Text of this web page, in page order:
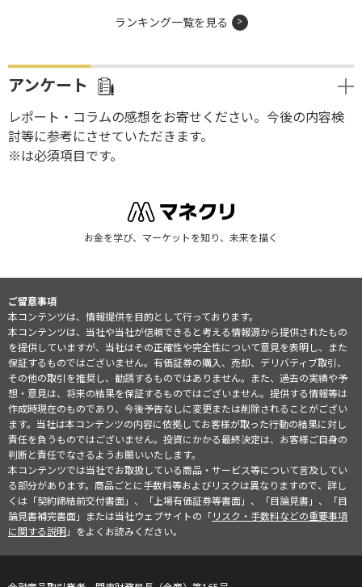
ランキング一覧を見る
アンケート
レポート・コラムの感想をお寄せください。今後の内容検
討等に参考にさせていただきます。
※は必須項目です。
お金を学び、マーケットを知り、未来を描く
ご留意事項
本コンテンツは、情報提供を目的として行っております。
本コンテンツは、当社や当社が信頼できると考える情報源から提供されたもの
を提供していますが、当社はその正確性や完全性について意見を表明し、また
保証するものではございません。有価証券の購入、売却、デリバティブ取引、
その他の取引を推奨し、勧誘するものではありません。また、過去の実績や予
想・意見は、将来の結果を保証するものではございません。提供する情報等は
作成時現在のものであり、今後予告なしに変更または削除されることがござい
ます。当社は本コンテンツの内容に依拠してお客様が取った行動の結果に対し
責任を負うものではございません。投資にかかる最終決定は、お客様ご自身の
判断と責任でなさるようお願いいたします。
本コンテンツでは当社でお取扱している商品・サービス等について言及してい
る部分があります。商品ごとに手数料等およびリスクは異なりますので、詳し
くは「契約締結前交付書面」、「上場有価証券等書面」、「目論見書」、「目
論見書補完書面」または当社ウェブサイトの「リスク・手数料などの重要事項
に関する説明」をよくお読みください。